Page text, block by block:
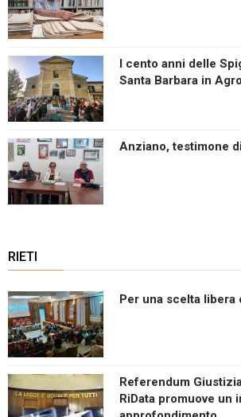
I cento anni delle
Santa Barbara in Agro
Anziano, testimone
RIETI
Per una scelta libera
Referendum
RiData promuove un